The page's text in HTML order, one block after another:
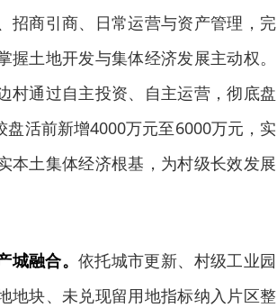
招商引商、日常运营与资产管理，完
土地开发与集体经济发展主动权。
村通过自主投资、自主运营，彻底盘
活前新增4000万元至6000万元，实
本土集体经济根基，为村级长效发展
融合。 依托城市更新、村级工业园
地块、未兑现留用地指标纳入片区整